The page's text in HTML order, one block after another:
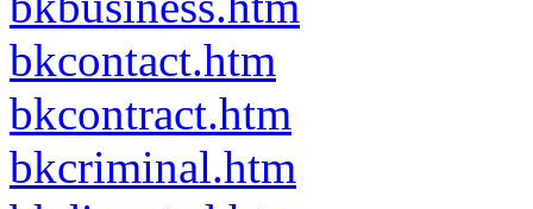
bkcontact.htm
bkcontract.htm
bkcriminal.htm